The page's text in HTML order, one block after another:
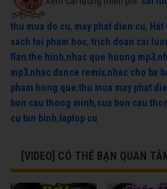
thu mua do cu, may phat dien cu, Hát
sach toi pham hoc, trich doan cai
flan,the hinh,nhac que huong mp3,
mp3,nhac dance remix,nhac cho ba
pham hong que,thu mua may phat
bon cau thong minh,sua bon cau
cu tan binh, laptop cu
[VIDEO] CÓ THỂ BẠN QUAN